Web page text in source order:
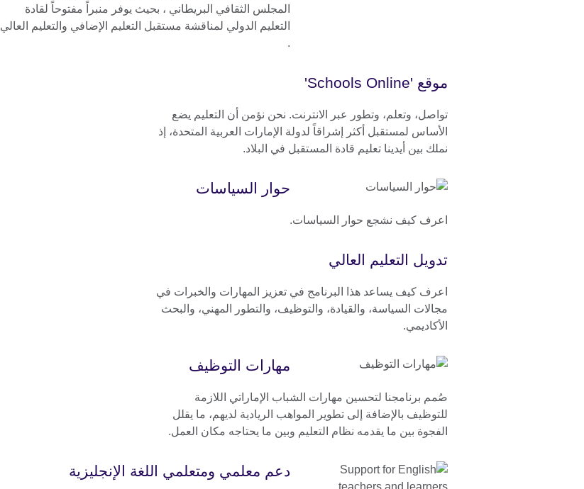
المجلس الثقافي البريطاني ، بحيث يوفر منبراً مفتوحاً لقادة
التعليم الدولي لمناقشة مستقبل التعليم الإضافي والتعليم العالي
.
موقع 'Schools Online'
تواصل، وتعلم، وتطور عبر الانترنت. نحن نؤمن أن التعليم يضع
الأساس لمستقبل أكثر إشراقاً لدولة الإمارات العربية المتحدة، إذ
نملك بين أيدينا تعليم قادة المستقبل في البلاد.
حوار السياسات
اعرف كيف نشجع حوار السياسات.
تدويل التعليم العالي
اعرف كيف يساعد هذا البرنامج في تعزيز المهارات والخبرات في
مجالات السياسة، والقيادة، والتوظيف، والتطور المهني، والبحث
الأكاديمي.
مهارات التوظيف
صُمم برنامجنا لتحسين مهارات الشباب الإماراتي اللازمة
للتوظيف بالإضافة إلى تطوير المواهب الريادية لديهم، ما يقلل
الفجوة بين ما يقدمه نظام التعليم وبين ما يحتاجه مكان العمل.
دعم معلمي ومتعلمي اللغة الإنجليزية